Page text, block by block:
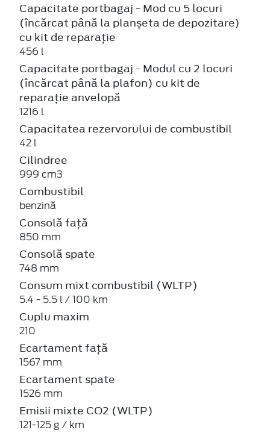
Capacitate portbagaj - Mod cu 5 locuri
(încărcat până la planșeta de depozitare)
cu kit de reparație
456 l
Capacitate portbagaj - Modul cu 2 locuri
(încărcat până la plafon) cu kit de
reparație anvelopă
1216 l
Capacitatea rezervorului de combustibil
42 l
Cilindree
999 cm3
Combustibil
benzină
Consolă față
850 mm
Consolă spate
748 mm
Consum mixt combustibil (WLTP)
5.4 - 5.5 l / 100 km
Cuplu maxim
210
Ecartament față
1567 mm
Ecartament spate
1526 mm
Emisii mixte CO2 (WLTP)
121-125 g / km